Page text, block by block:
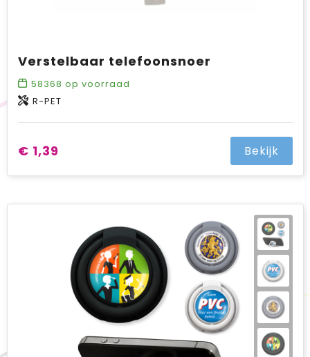
Verstelbaar telefoonsnoer
58368 op voorraad
R-PET
€ 1,39 Bekijk